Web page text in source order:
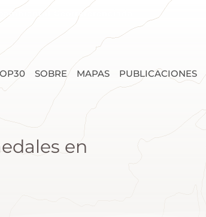
Georreferenciada
SOBRE MAPAS PUBLICACIONES
en